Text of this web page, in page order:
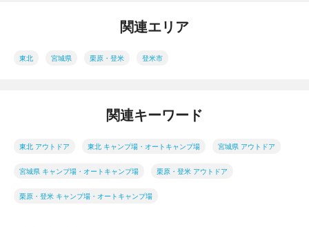
関連エリア
東北 宮城県 栗原・登米 登米市
関連キーワード
東北 アウトドア 東北 キャンプ場・オートキャンプ場 宮城県 アウトドア
宮城県 キャンプ場・オートキャンプ場 栗原・登米 アウトドア
栗原・登米 キャンプ場・オートキャンプ場